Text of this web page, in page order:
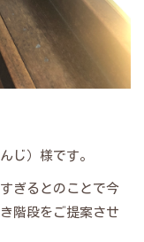
じ）様です。
ぎるとのことで今
階段をご提案させ